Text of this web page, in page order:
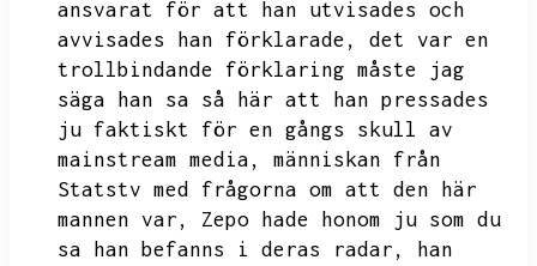
ansvarat för att han utvisades och
avvisades han förklarade,
det var en
trollbindande förklaring måste jag
säga han sa så här att han pressades
ju faktiskt för en gångs skull av
mainstream media,
människan från
Statstv med frågorna om att den här
mannen var,
Zepo hade honom ju som du
sa han befanns i deras radar,
han